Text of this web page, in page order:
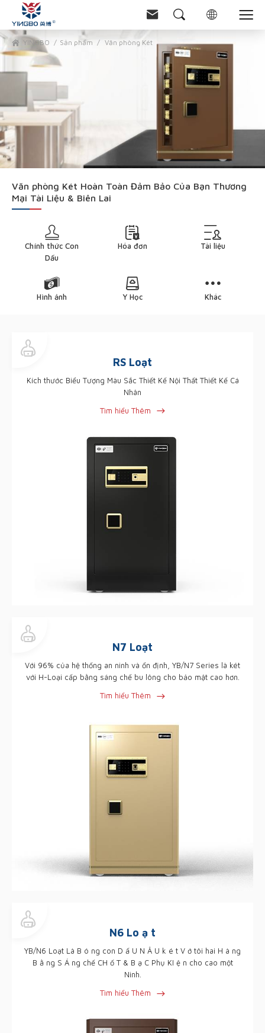
YINGBO Sản phẩm Văn phòng Két
Văn phòng Két Hoàn Toàn Đảm Bảo Của Bạn Thương
Mại Tài Liệu & Biên Lai
Chính thức Con
Dấu
Hóa đơn Tài liệu
Hình ảnh Y Học Khác
RS Loạt
Kích thước Biểu Tượng Màu Sắc Thiết Kế Nội Thất Thiết Kế Cá
Nhân
Tìm hiểu Thêm
N7 Loạt
Với 96% của hệ thống an ninh và ổn định, YB/N7 Series là két
với H-Loại cấp bằng sáng chế bu lông cho bảo mật cao hơn.
Tìm hiểu Thêm
N6 Lo ạ t
YB/N6 Loạt Là B ó ng con D ấ U N Â U k é t V ớ tôi hai H à ng
B ằ ng S Á ng chế CH ố T & B ạ C Phụ KI ệ n cho cao một
Ninh.
Tìm hiểu Thêm